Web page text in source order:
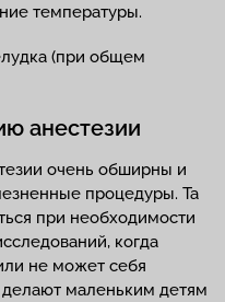
температуры.
(при общем
анестезии
очень обширны и
процедуры. Та
при необходимости
когда
не может себя
маленьким детям